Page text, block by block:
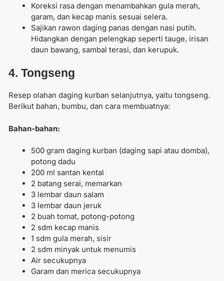
Koreksi rasa dengan menambahkan gula merah,
garam, dan kecap manis sesuai selera.
Sajikan rawon daging panas dengan nasi putih.
Hidangkan dengan pelengkap seperti tauge, irisan
daun bawang, sambal terasi, dan kerupuk.
4. Tongseng
Resep olahan daging kurban selanjutnya, yaitu tongseng.
Berikut bahan, bumbu, dan cara membuatnya:
Bahan-bahan:
500 gram daging kurban (daging sapi atau domba),
potong dadu
200 ml santan kental
2 batang serai, memarkan
3 lembar daun salam
3 lembar daun jeruk
2 buah tomat, potong-potong
2 sdm kecap manis
1 sdm gula merah, sisir
2 sdm minyak untuk menumis
Air secukupnya
Garam dan merica secukupnya